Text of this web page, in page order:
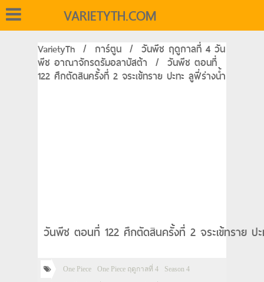
VARIETYTH.COM
VarietyTh / การ์ตูน / วันพีช ฤดูกาลที่ 4 วัน
พีช อาณาจักรดรัมอลาบัสต้า / วันพีช ตอนที่
122 ศึกตัดสินครั้งที่ 2 จระเข้ทราย ปะทะ ลูฟี่ร่างน้ำ
วันพีช ตอนที่ 122 ศึกตัดสินครั้งที่ 2 จระเข้ทราย ป
One Piece One Piece ฤดูกาลที่ 4 Season 4